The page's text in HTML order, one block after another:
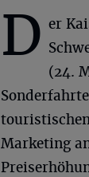
D er
(24.
Marketing